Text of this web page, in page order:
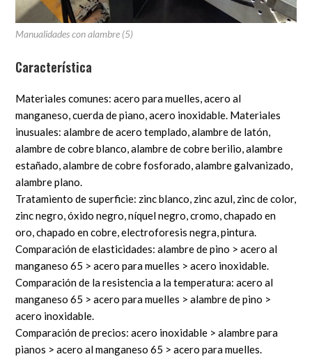
Manualidades con alambre (5)
Característica
Materiales comunes: acero para muelles, acero al
manganeso, cuerda de piano, acero inoxidable. Materiales
inusuales: alambre de acero templado, alambre de latón,
alambre de cobre blanco, alambre de cobre berilio, alambre
estañado, alambre de cobre fosforado, alambre galvanizado,
alambre plano.
Tratamiento de superficie: zinc blanco, zinc azul, zinc de color,
zinc negro, óxido negro, níquel negro, cromo, chapado en
oro, chapado en cobre, electroforesis negra, pintura.
Comparación de elasticidades: alambre de pino > acero al
manganeso 65 > acero para muelles > acero inoxidable.
Comparación de la resistencia a la temperatura: acero al
manganeso 65 > acero para muelles > alambre de pino >
acero inoxidable.
Comparación de precios: acero inoxidable > alambre para
pianos > acero al manganeso 65 > acero para muelles.